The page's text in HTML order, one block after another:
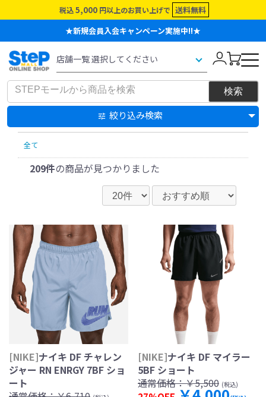
税込 5,000 円以上のお買い上げで 送料無料
★新規会員入会キャンペーン実施中!!★
絞り込み検索
全て
209件の商品が見つかりました
[NIKE]ナイキ DF チャレン
ジャー RN ENRGY 7BF ショ
ート
[NIKE]ナイキ DF マイラー
5BF ショート
通常価格：￥5,500 (税込)